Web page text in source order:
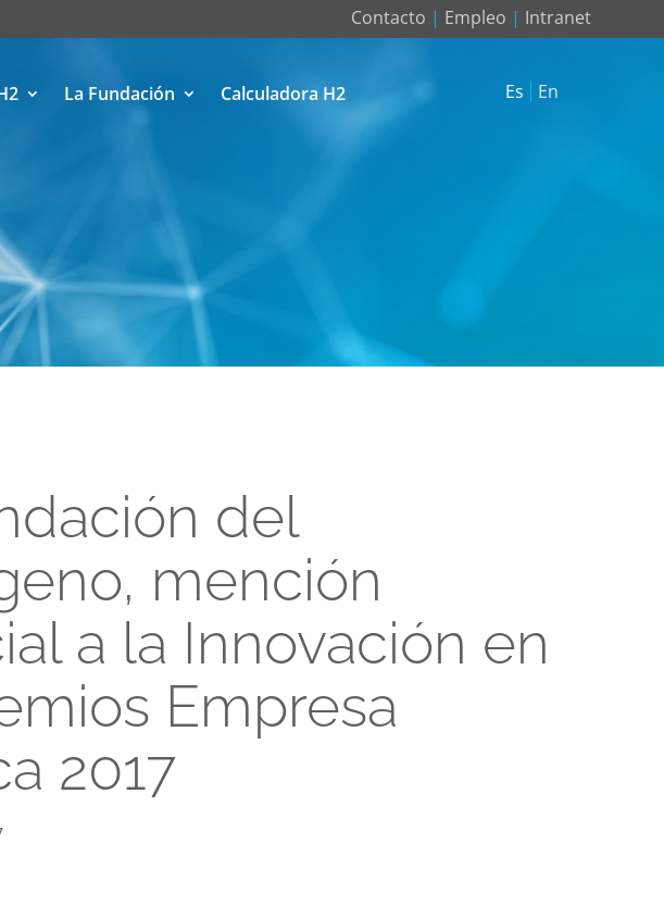
Contacto | Empleo | Intranet
La Fundación Calculadora H2 Es En
del
mención
a la Innovación en
Empresa
2017